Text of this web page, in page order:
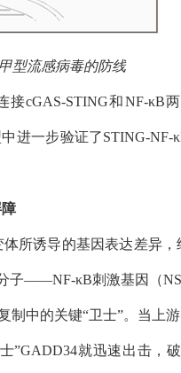
型流感病毒的防线
接cGAS-STING和NF-κB
进一步验证了STING-NF-
体所诱导的基因表达差异
分子——NF-κB刺激基因（
制中的关键“卫士”。当上
”GADD34就迅速出击，